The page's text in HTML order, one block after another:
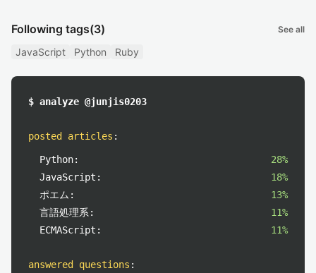
Following tags(3) See all
JavaScript Python Ruby
$ analyze @junjis0203
posted articles :
Python:
28%
JavaScript:
18%
ポエム:
13%
言語処理系:
11%
ECMAScript:
11%
answered questions :